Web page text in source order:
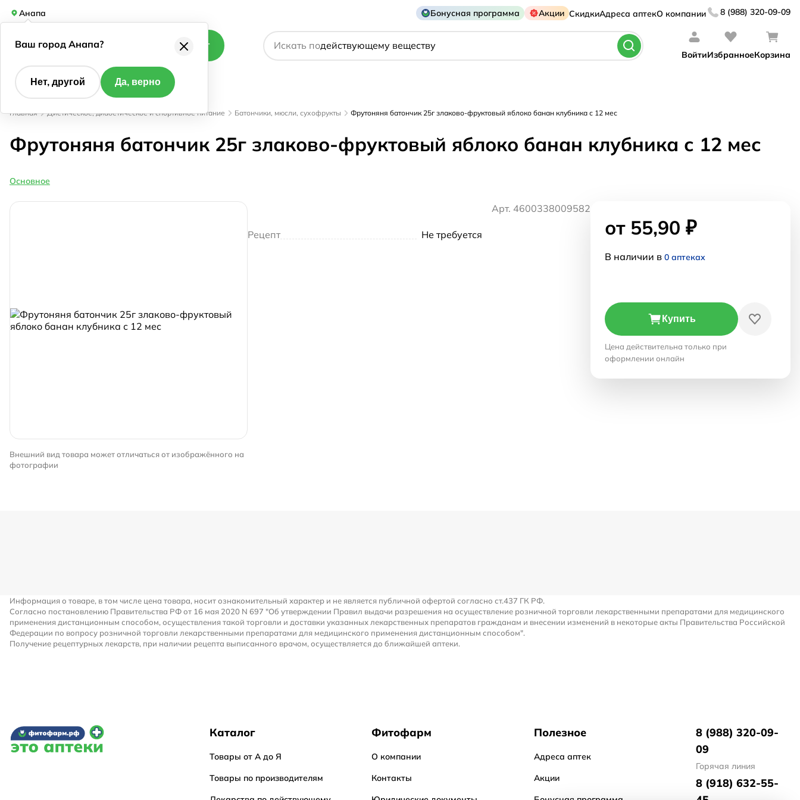
Анапа Бонусная программа Акции СкидкиАдреса аптекО компании 8 (988) 320-09-09
Каталог Искать по
названию препарата
действующему веществу
ВойтиИзбранноеКорзина
Главная Диетическое, диабетическое и спортивное питание Батончики, мюсли, сухофрукты Фрутоняня батончик 25г злаково-фруктовый яблоко банан клубника с 12 мес
Фрутоняня батончик 25г злаково-фруктовый яблоко банан клубника с 12 мес
Основное
Внешний вид товара может отличаться от изображённого на
фотографии
Арт. 4600338009582
Рецепт Не требуется от 55,90 ₽
В наличии в 0 аптеках
Купить
Цена действительна только при
оформлении онлайн
Информация о товаре, в том числе цена товара, носит ознакомительный характер и не является публичной офертой согласно ст.437 ГК РФ.
Согласно постановлению Правительства РФ от 16 мая 2020 N 697 "Об утверждении Правил выдачи разрешения на осуществление розничной торговли лекарственными препаратами для медицинского
применения дистанционным способом, осуществления такой торговли и доставки указанных лекарственных препаратов гражданам и внесении изменений в некоторые акты Правительства Российской
Федерации по вопросу розничной торговли лекарственными препаратами для медицинского применения дистанционным способом".
Получение рецептурных лекарств, при наличии рецепта выписанного врачом, осуществляется до ближайшей аптеки.
Каталог
Товары от А до Я
Товары по производителям
Фитофарм
О компании
Контакты
Полезное
Адреса аптек
Акции
8 (988) 320-09-
09
Горячая линия
8 (918) 632-55-
Ваш город Анапа?
Нет, другой Да, верно